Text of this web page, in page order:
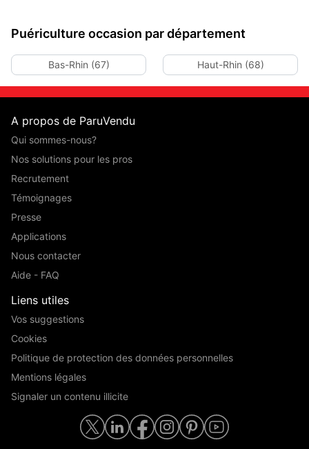
Puériculture occasion par département
Bas-Rhin (67) Haut-Rhin (68)
A propos de ParuVendu
Qui sommes-nous?
Nos solutions pour les pros
Recrutement
Témoignages
Presse
Applications
Nous contacter
Aide - FAQ
Liens utiles
Vos suggestions
Cookies
Politique de protection des données personnelles
Mentions légales
Signaler un contenu illicite